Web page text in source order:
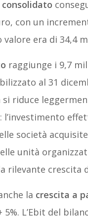
con un
era di 34,4
raggiunge i 9,7
al 31
si riduce
società
unità
rilevante crescita
la crescita a
5%. L’Ebit del